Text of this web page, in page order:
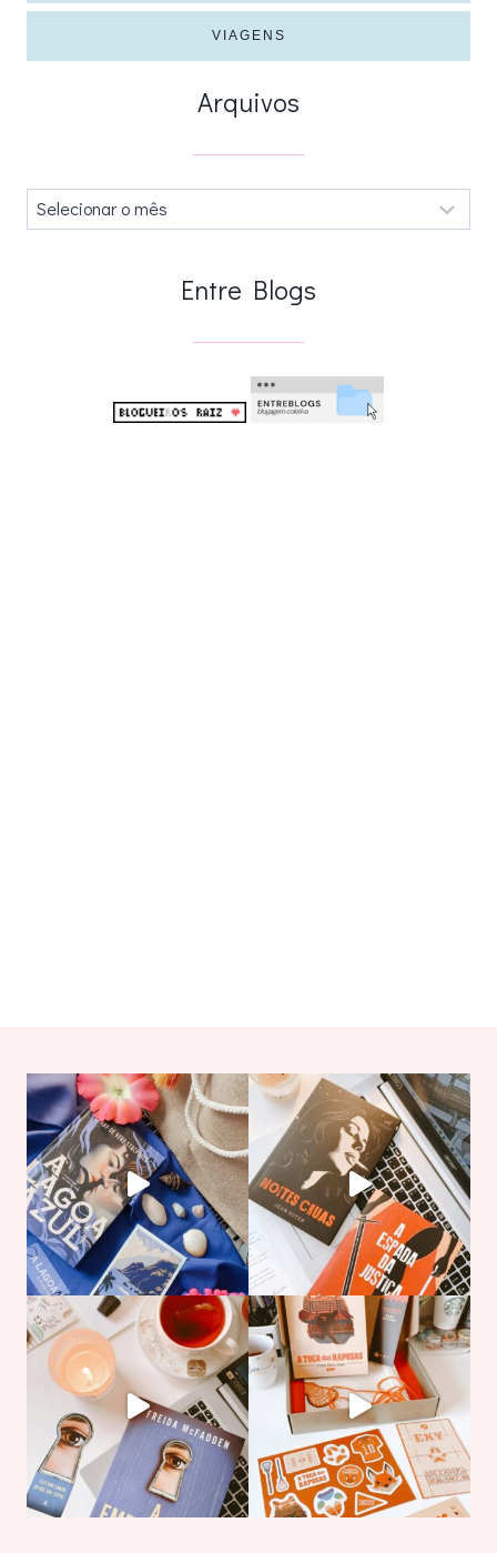
VIAGENS
Arquivos
Arquivos
Entre Blogs